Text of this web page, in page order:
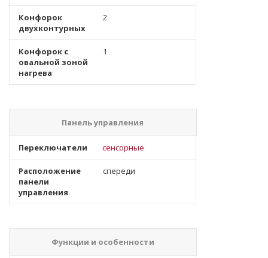
Конфорок
двухконтурных
2
Конфорок с
овальной зоной
нагрева
1
Панель управления
Переключатели сенсорные
Расположение
панели
управления
спереди
Функции и особенности